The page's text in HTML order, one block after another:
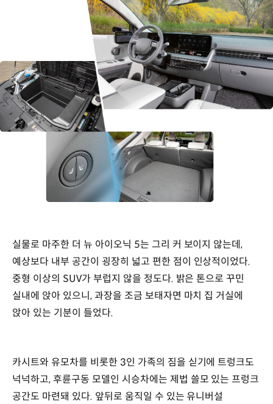
실물로 마주한 더 뉴 아이오닉 5는 그리 커 보이지 않는데,
예상보다 내부 공간이 굉장히 넓고 편한 점이 인상적이었다.
중형 이상의 SUV가 부럽지 않을 정도다. 밝은 톤으로 꾸민
실내에 앉아 있으니, 과장을 조금 보태자면 마치 집 거실에
앉아 있는 기분이 들었다.
카시트와 유모차를 비롯한 3인 가족의 짐을 싣기에 트렁크도
넉넉하고, 후륜구동 모델인 시승차에는 제법 쓸모 있는 프렁크
공간도 마련돼 있다. 앞뒤로 움직일 수 있는 유니버설